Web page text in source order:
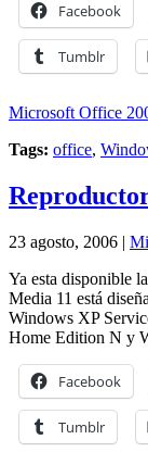
Facebook
Tumblr
Microsoft Office
Tags: office,
23 agosto, 2006 |
Ya esta disponible
Media 11 está
Windows XP
Home Edition N y
Facebook
Tumblr